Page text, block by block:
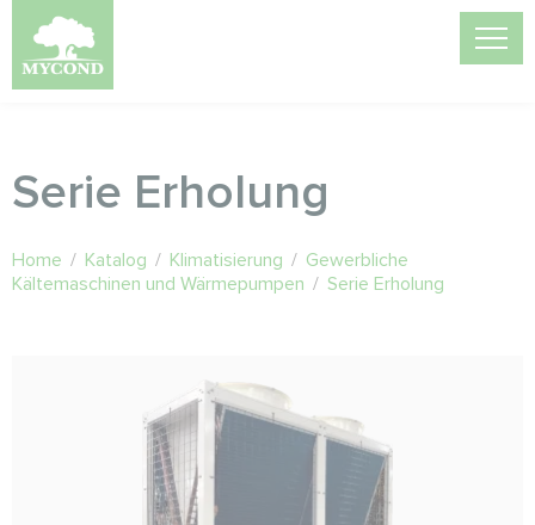
Serie Erholung
Home / Katalog / Klimatisierung / Gewerbliche
Kältemaschinen und Wärmepumpen / Serie Erholung